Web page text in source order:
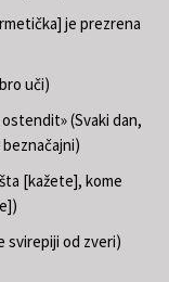
je prezrena
uči)
(Svaki dan,
[kažete], kome
svirepiji od zveri)